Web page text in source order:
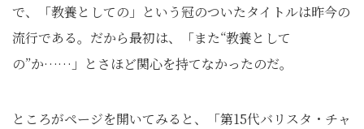
で、「教養としての」という冠のついたタイトルは昨今の
流行である。だから最初は、「また“教養として
の”か……」とさほど関心を持てなかったのだ。
ところがページを開いてみると、「第15代バリスタ・チャ